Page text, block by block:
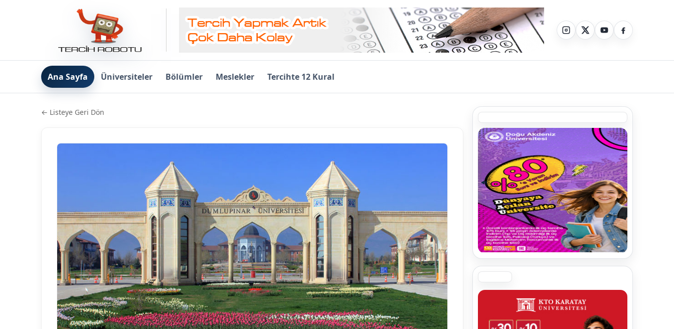
Ana Sayfa Üniversiteler Bölümler Meslekler Tercihte 12 Kural
← Listeye Geri Dön